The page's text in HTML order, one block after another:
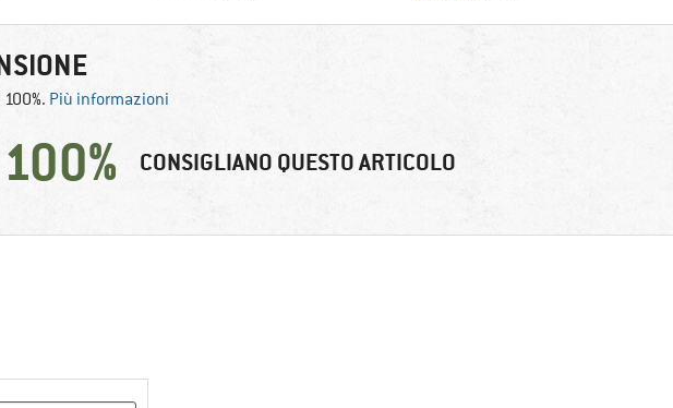
Più informazioni
100% CONSIGLIANO QUESTO ARTICOLO